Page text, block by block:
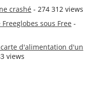
crashé - 274 312 views
sous Free -
d'alimentation d'un
views